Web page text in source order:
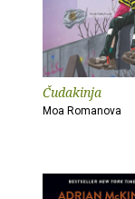
Čudakinja
Moa Romanova